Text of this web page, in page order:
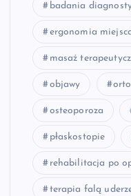
badania
ergonomia
masaż
objawy
osteoporoza
płaskostopie
rehabilitacja po
terapia falą